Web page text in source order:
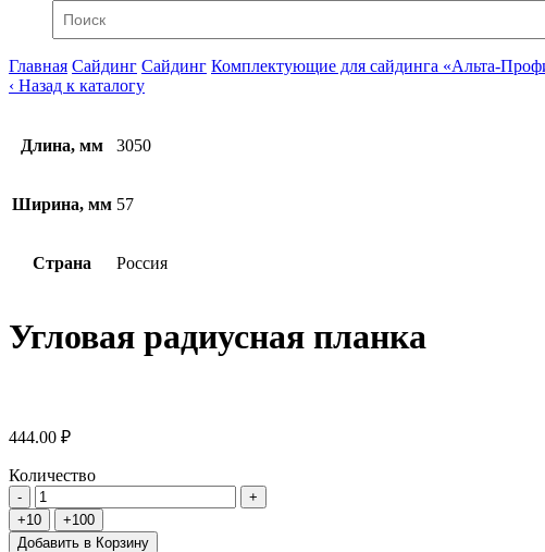
Главная Сайдинг Сайдинг Комплектующие для сайдинга «Альта-
‹ Назад к каталогу
Длина, мм 3050
Ширина, мм 57
Страна Россия
Угловая радиусная планка
444.00 ₽
Количество
Добавить в Корзину